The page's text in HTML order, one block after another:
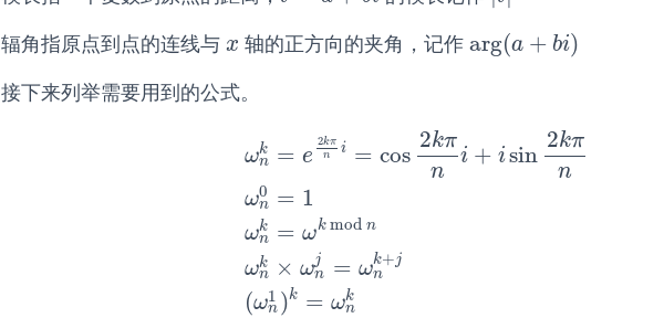
辐角指原点到点的连线与 x
x 轴的正方向的夹角，记作 arg(a + bi)
arg(a+ bi)
接下来列举需要用到的公式。
ωk
n = e
2kπ
n
i = cos
2kπ
n
i + isin
2kπ
n
ω0
n = 1
ωk
n = ωk mod n
ωk
n × ωj
n
= ωk+j
n
(ω1
n )k = ωk
n
isin πn(2.2) =1(2.3) ω k = kmod